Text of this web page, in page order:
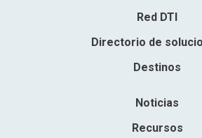
Red DTI
Directorio de
Destinos
Noticias
Recursos